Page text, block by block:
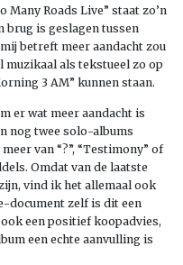
Many Roads Live” staat zo’n
brug is geslagen tussen
betreft meer aandacht zou
muzikaal als tekstueel zo op
3 AM” kunnen staan.
er wat meer aandacht is
nog twee solo-albums
van “?”, “Testimony” of
Omdat van de laatste
vind ik het allemaal ook
document zelf is dit een
een positief koopadvies,
een echte aanvulling is